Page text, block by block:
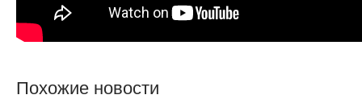
Похожие новости